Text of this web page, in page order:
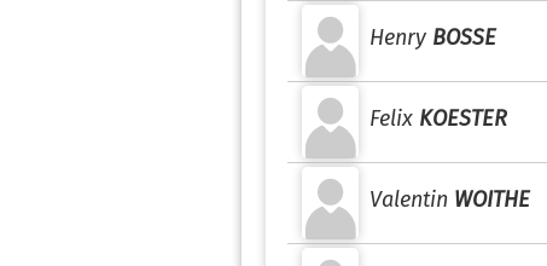
Henry BOSSE
Felix KOESTER
Valentin WOITHE